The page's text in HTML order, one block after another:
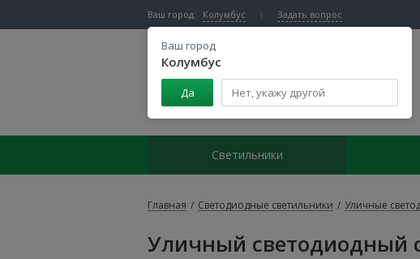
Ваш город: Колумбус
Ваш город
Колумбус
Да
Задать вопрос
Центр светодиодного освещения
Светильники
Главная / Светодиодные светильники / Уличные
Уличный светодиодный